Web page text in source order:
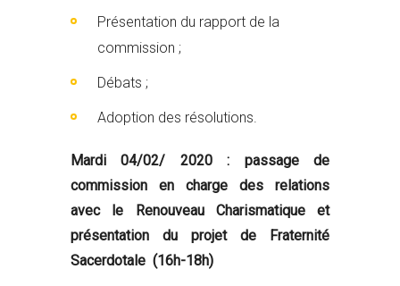
Présentation du rapport de la
commission ;
Débats ;
Adoption des résolutions.
Mardi 04/02/ 2020 : passage de
commission en charge des relations
avec le Renouveau Charismatique et
présentation du projet de Fraternité
Sacerdotale (16h-18h)